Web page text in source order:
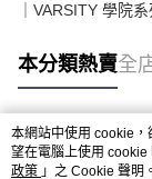
｜VARSITY 學院系
本分類熱賣全
熱門標籤
本網站中使用 cookie
望在電腦上使用
政策 」之 Cookie 聲明